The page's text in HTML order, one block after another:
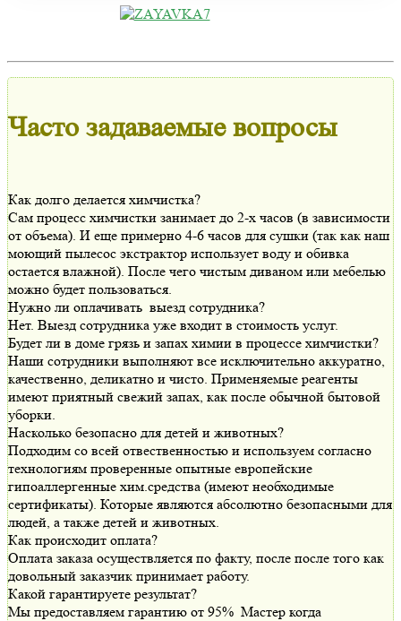
Часто задаваемые вопросы
Как долго делается химчистка?
Сам процесс химчистки занимает до 2-х часов (в зависимости
от объема). И еще примерно 4-6 часов для сушки (так как наш
моющий пылесос экстрактор использует воду и обивка
остается влажной). После чего чистым диваном или мебелью
можно будет пользоваться.
Нужно ли оплачивать выезд сотрудника?
Нет. Выезд сотрудника уже входит в стоимость услуг.
Будет ли в доме грязь и запах химии в процессе химчистки?
Наши сотрудники выполняют все исключительно аккуратно,
качественно, деликатно и чисто. Применяемые реагенты
имеют приятный свежий запах, как после обычной бытовой
уборки.
Насколько безопасно для детей и животных?
Подходим со всей отвественностью и используем согласно
технологиям проверенные опытные европейские
гипоаллергенные хим.средства (имеют необходимые
сертификаты). Которые являются абсолютно безопасными для
людей, а также детей и животных.
Как происходит оплата?
Оплата заказа осуществляется по факту, после после того как
довольный заказчик принимает работу.
Какой гарантируете результат?
Мы предоставляем гарантию от 95% Мастер когда